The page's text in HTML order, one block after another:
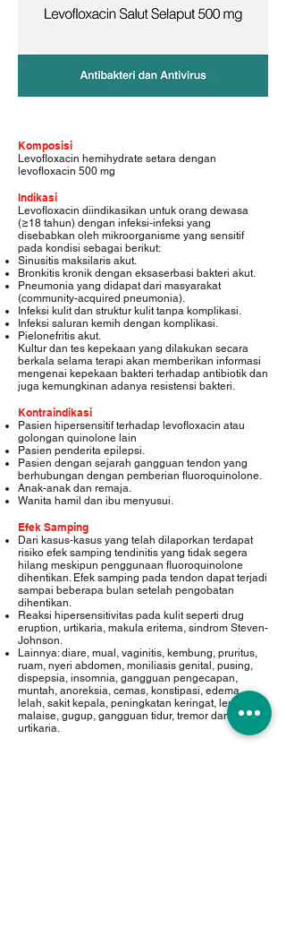
Komposisi
Levofloxacin hemihydrate setara dengan
levofloxacin 500 mg
Indikasi
Levofloxacin diindikasikan untuk orang dewasa
(≥18 tahun) dengan infeksi-infeksi yang
disebabkan oleh mikroorganisme yang sensitif
pada kondisi sebagai berikut:
Sinusitis maksilaris akut.
Bronkitis kronik dengan eksaserbasi bakteri akut.
Pneumonia yang didapat dari masyarakat
(community-acquired pneumonia).
Infeksi kulit dan struktur kulit tanpa komplikasi.
Infeksi saluran kemih dengan komplikasi.
Pielonefritis akut.
Kultur dan tes kepekaan yang dilakukan secara
berkala selama terapi akan memberikan informasi
mengenai kepekaan bakteri terhadap antibiotik dan
juga kemungkinan adanya resistensi bakteri.
Kontraindikasi
Pasien hipersensitif terhadap levofloxacin atau
golongan quinolone lain
Pasien penderita epilepsi.
Pasien dengan sejarah gangguan tendon yang
berhubungan dengan pemberian fluoroquinolone.
Anak-anak dan remaja.
Wanita hamil dan ibu menyusui.
Efek Samping
Dari kasus-kasus yang telah dilaporkan terdapat
risiko efek samping tendinitis yang tidak segera
hilang meskipun penggunaan fluoroquinolone
dihentikan. Efek samping pada tendon dapat terjadi
sampai beberapa bulan setelah pengobatan
dihentikan.
Reaksi hipersensitivitas pada kulit seperti drug
eruption, urtikaria, makula eritema, sindrom Steven-
Johnson.
Lainnya: diare, mual, vaginitis, kembung, pruritus,
ruam, nyeri abdomen, moniliasis genital, pusing,
dispepsia, insomnia, gangguan pengecapan,
muntah, anoreksia, cemas, konstipasi, edema,
lelah, sakit kepala, peningkatan keringat, leukorea,
malaise, gugup, gangguan tidur, tremor dan
urtikaria.